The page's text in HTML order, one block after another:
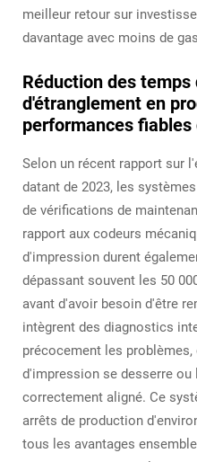
meilleur retour sur
davantage avec moins de
Réduction des
d'étranglement en
performances fiables
Selon un récent rapport sur
datant de 2023, les
de vérifications de
rapport aux codeurs
d'impression durent
dépassant souvent les 50
avant d'avoir besoin d'être
intègrent des diagnostics
précocement les
d'impression se desserre
correctement aligné. Ce
arrêts de production
tous les avantages